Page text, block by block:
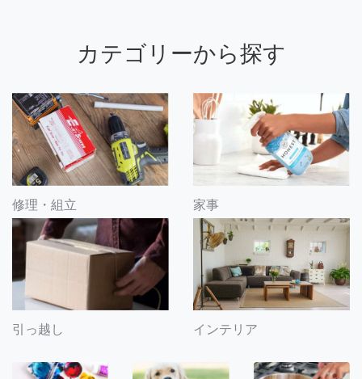
カテゴリーから探す
修理・組立 家事
引っ越し インテリア